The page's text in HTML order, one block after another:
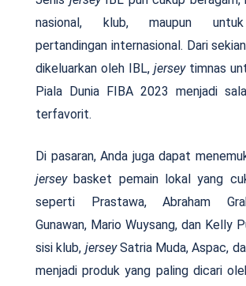
nasional, klub, maupun
pertandingan internasional. Dari
dikeluarkan oleh IBL, jersey timnas
Piala Dunia FIBA 2023 menjadi
terfavorit.
Di pasaran, Anda juga dapat
jerseybasket pemain lokal yang
seperti Prastawa, Abraham
Gunawan, Mario Wuysang, dan Kelly
sisi klub, jerseySatria Muda, Aspac,
menjadi produk yang paling dicari